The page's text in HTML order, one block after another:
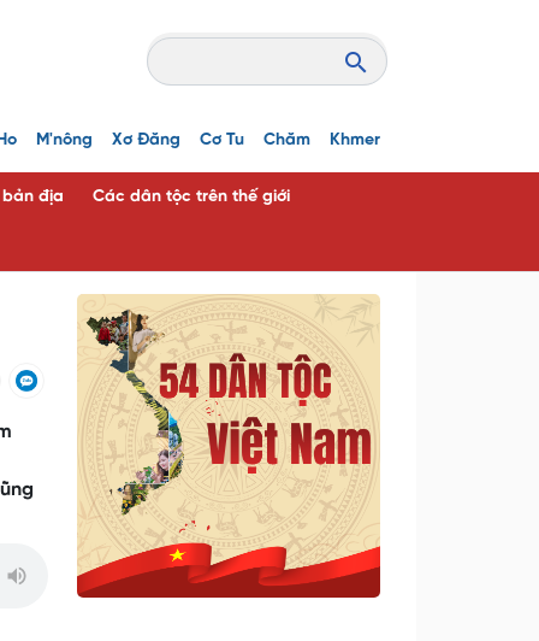
M'nông Xơ Đăng Cơ Tu Chăm Khmer
bản địa Các dân tộc trên thế giới